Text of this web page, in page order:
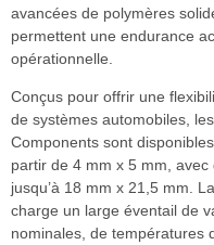
avancées de polymères
permettent une endurance
opérationnelle.
Conçus pour offrir une
de systèmes automobiles,
Components sont
partir de 4 mm x 5 mm,
jusqu’à 18 mm x 21,5 mm.
charge un large éventail de
nominales, de températures